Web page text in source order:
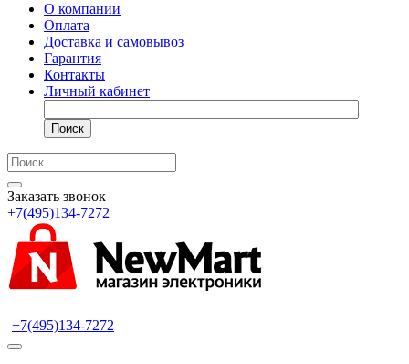
О компании
Оплата
Доставка и самовывоз
Гарантия
Контакты
Личный кабинет
Поиск
Заказать звонок
+7(495)134-7272
+7(495)134-7272